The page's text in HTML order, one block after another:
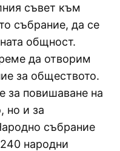
съвет към
събрание, да се
общност.
да отворим
за обществото.
за повишаване на
но и за
събрание
народни